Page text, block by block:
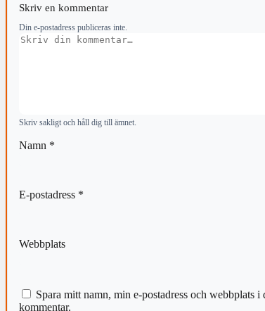
Skriv en kommentar
Din e-postadress publiceras inte.
Kommentar
Skriv sakligt och håll dig till ämnet.
Namn *
E-postadress *
Webbplats
Spara mitt namn, min e-postadress och webbplats
kommentar.